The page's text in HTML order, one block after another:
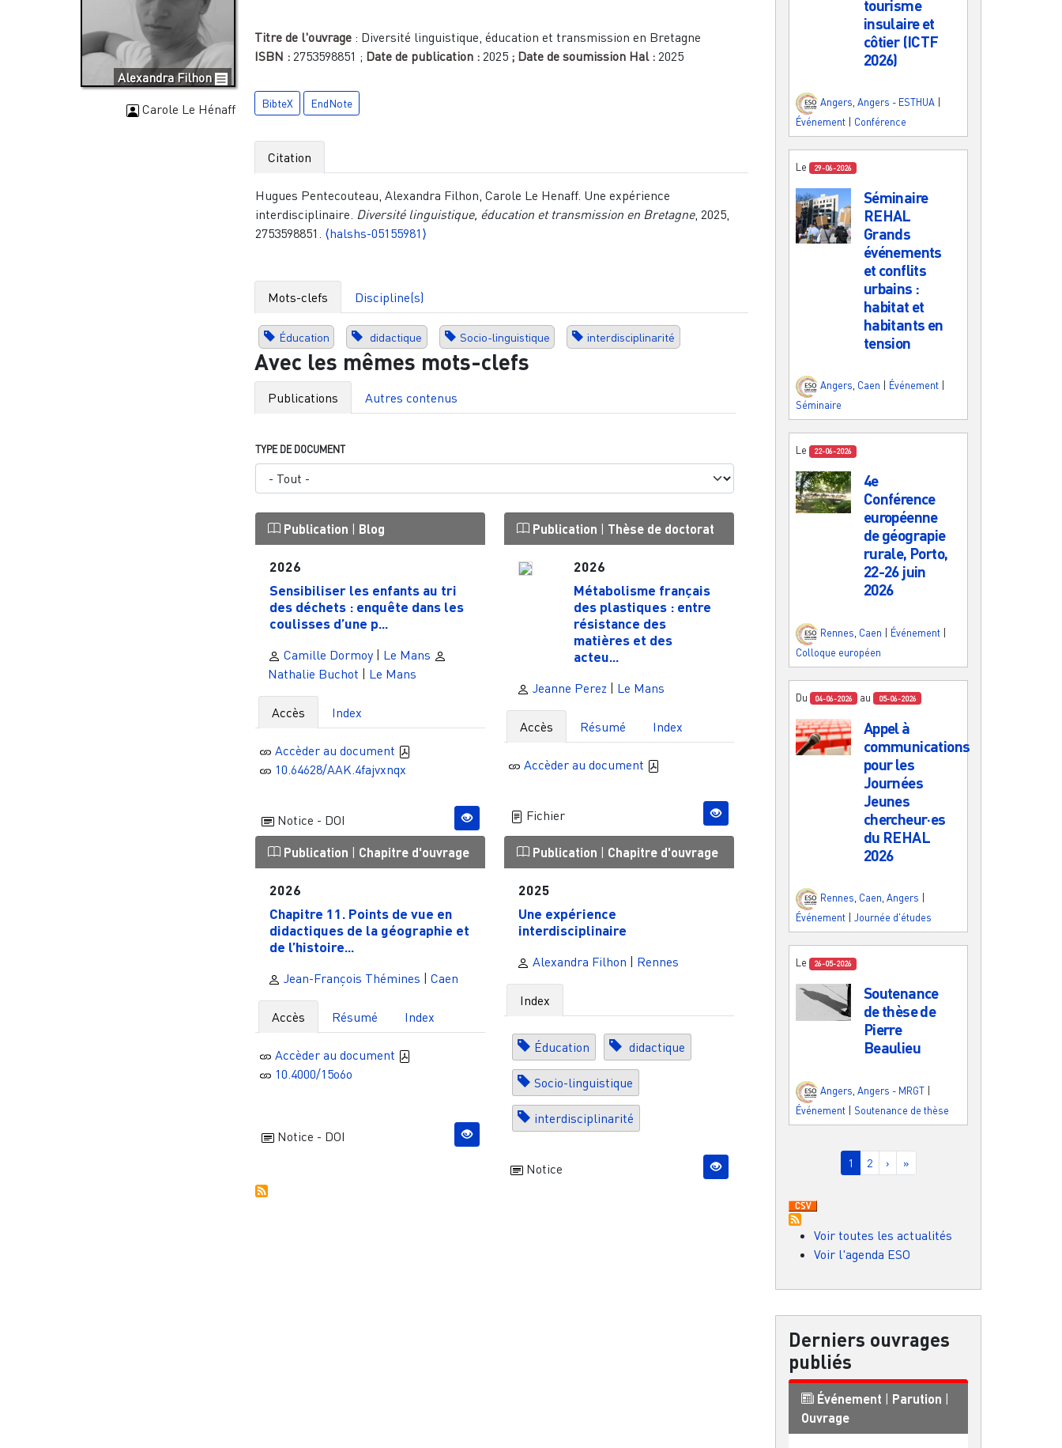
Alexandra Filhon
Carole Le Hénaff
Titre de l'ouvrage: Diversité linguistique, éducation et transmission en Bretagne
ISBN : 2753598851 ; Date de publication : 2025 ; Date de soumission Hal : 2025
BibteX EndNote
Citation
Hugues Pentecouteau, Alexandra Filhon, Carole Le Henaff. Une expérience
interdisciplinaire. Diversité linguistique, éducation et transmission en Bretagne, 2025,
2753598851. ⟨halshs-05155981⟩
Mots-clefs Discipline(s)
Éducation didactique Socio-linguistique interdisciplinarité
Avec les mêmes mots-clefs
Publications Autres contenus
TYPE DE DOCUMENT
Publication | Blog
2026
Sensibiliser les enfants au tri
des déchets : enquête dans les
coulisses d’une p...
Camille Dormoy | Le Mans
Nathalie Buchot | Le Mans
Accès Index
Accèder au document
10.64628/AAK.4fajvxnqx
Notice - DOI
Publication | Thèse de doctorat
2026
Métabolisme français
des plastiques : entre
résistance des
matières et des
acteu...
Jeanne Perez | Le Mans
Accès Résumé Index
Accèder au document
Fichier
Publication | Chapitre d'ouvrage
2026
Chapitre 11. Points de vue en
didactiques de la géographie et
de l’histoire...
Jean-François Thémines |Caen
Accès Résumé Index
Accèder au document
10.4000/15o6o
Notice - DOI
Publication | Chapitre d'ouvrage
2025
Une expérience
interdisciplinaire
Alexandra Filhon Rennes
Index
Éducation didactique
Socio-linguistique
interdisciplinarité
Notice
tourisme
insulaire et
côtier (ICTF
2026)
Angers Angers - ESTHUA
Événement
Conférence
Le 29-06-2026
Séminaire
REHAL
Grands
événements
et conflits
urbains :
habitat et
habitants en
tension
Angers, Caen Événement
Séminaire
Le 22-06-2026
4e
Conférence
européenne
de géograpie
rurale, Porto,
22-26 juin
2026
Rennes Caen Événement
Colloque européen
Du 04-06-2026 au 05-06-2026
Appel à
communications
pour les
Journées
Jeunes
chercheur·es
du REHAL
2026
Rennes, Caen, Angers
Événement
Journée d'études
Le 26-05-2026
Soutenance
de thèse de
Pierre
Beaulieu
Angers Angers - MRGT
Événement | Soutenance de thèse
Pagination
Page courante
1 Page
2 Page suivante
› Dernière page
»
Voir toutes les actualités
Voir l'agenda ESO
Derniers ouvrages
publiés
Événement | Parution |
Ouvrage